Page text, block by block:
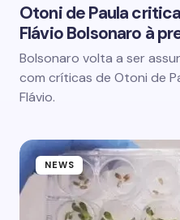
Otoni de Paula
Flávio Bolsonaro à
Bolsonaro volta a ser
com críticas de Otoni de
Flávio.
NEWS